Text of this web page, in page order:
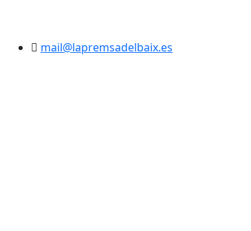
mail@lapremsadelbaix.es